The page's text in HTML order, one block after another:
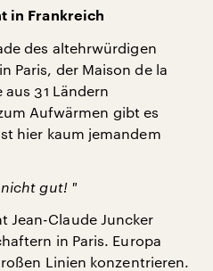
in Frankreich
des altehrwürdigen
Paris, der Maison de la
31 Ländern
Aufwärmen gibt es
hier kaum jemandem
nicht gut! "
Jean-Claude Juncker
in Paris. Europa
Linien konzentrieren.